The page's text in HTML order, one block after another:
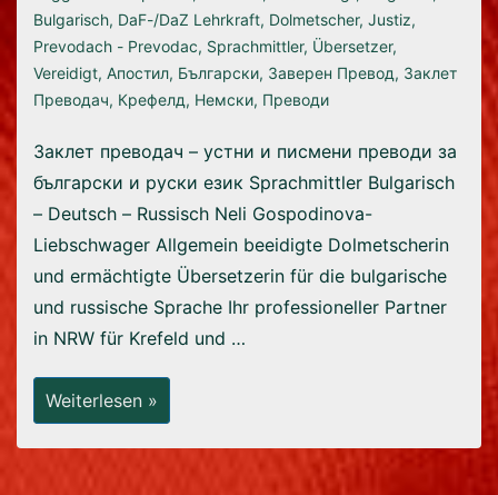
Bulgarisch, DaF-/DaZ Lehrkraft, Dolmetscher, Justiz,
Prevodach - Prevodac, Sprachmittler, Übersetzer,
Vereidigt, Апостил, Български, Заверен Превод, Заклет
Преводач, Крефелд, Немски, Преводи
Заклет преводач – устни и писмени преводи за
български и руски език Sprachmittler Bulgarisch
– Deutsch – Russisch Neli Gospodinova-
Liebschwager Allgemein beeidigte Dolmetscherin
und ermächtigte Übersetzerin für die bulgarische
und russische Sprache Ihr professioneller Partner
in NRW für Krefeld und …
Startseite
Weiterlesen »